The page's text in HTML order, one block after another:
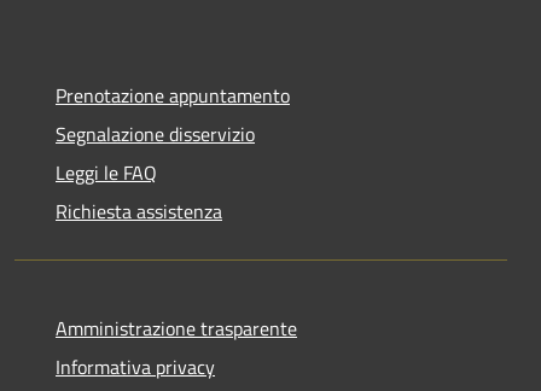
Prenotazione appuntamento
Segnalazione disservizio
Leggi le FAQ
Richiesta assistenza
Amministrazione trasparente
Informativa privacy